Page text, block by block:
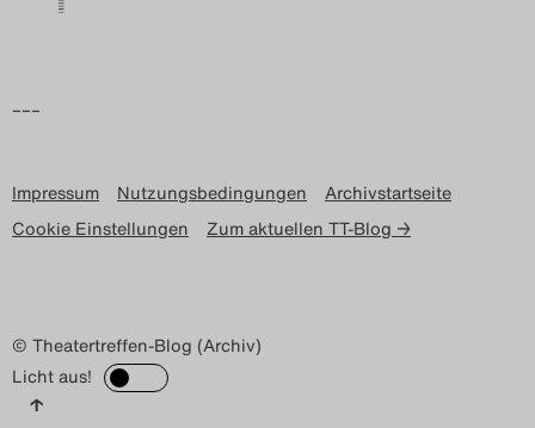
–––
Impressum Nutzungsbedingungen
Archivstartseite
Cookie Einstellungen
Zum aktuellen TT-Blog →
© Theatertreffen-Blog (Archiv)
Licht aus!
↑